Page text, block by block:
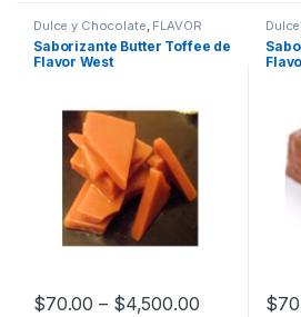
Dulce y Chocolate, FLAVOR
WEST ,Sabor a Dulce y
Chocolate,Saborizantes
Saborizante Butter Toffee de
Flavor West
$70.00 – $4,500.00
WEST
$